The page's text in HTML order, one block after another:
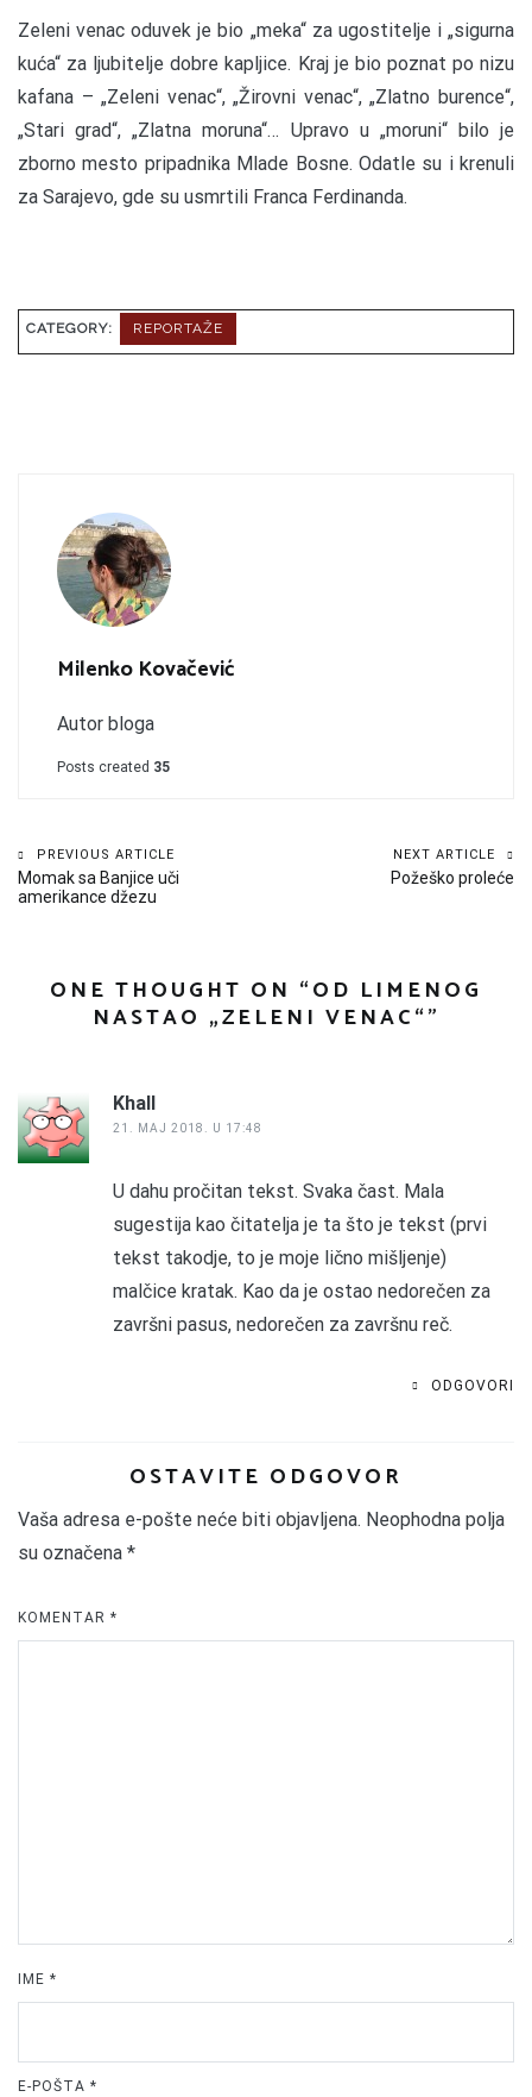
Zeleni venac oduvek je bio „meka“ za ugostitelje i „sigurna
kuća“ za ljubitelje dobre kapljice. Kraj je bio poznat po nizu
kafana – „Zeleni venac“, „Žirovni venac“, „Zlatno burence“,
„Stari grad“, „Zlatna moruna“… Upravo u „moruni“ bilo je
zborno mesto pripadnika Mlade Bosne. Odatle su i krenuli
za Sarajevo, gde su usmrtili Franca Ferdinanda.
CATEGORY: REPORTAŽE
Milenko Kovačević
Autor bloga
Posts created 35
Kretanje
članka
PREVIOUS ARTICLE
Momak sa Banjice uči
amerikance džezu
NEXT ARTICLE
Požeško proleće
ONE THOUGHT ON “OD LIMENOG
NASTAO „ZELENI VENAC“”
Khall
21. MAJ 2018. U 17:48
U dahu pročitan tekst. Svaka čast. Mala
sugestija kao čitatelja je ta što je tekst (prvi
tekst takodje, to je moje lično mišljenje)
malčice kratak. Kao da je ostao nedorečen za
završni pasus, nedorečen za završnu reč.
ODGOVORI
OSTAVITE ODGOVOR
Vaša adresa e-pošte neće biti objavljena. Neophodna polja
su označena *
KOMENTAR *
IME *
E-POŠTA *